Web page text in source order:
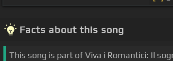
Facts about this song
This song is part of Viva i Romantici: Il